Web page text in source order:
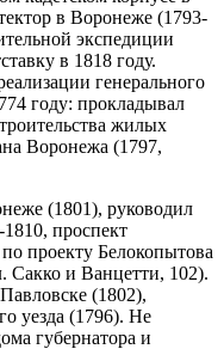
в Воронеже (1793-
экспедиции
в 1818 году.
генерального
году: прокладывал
жилых
Воронежа (1797,
(1801), руководил
проспект
проекту Белокопытова
Сакко и Ванцетти, 102).
(1802),
уезда (1796). Не
губернатора и